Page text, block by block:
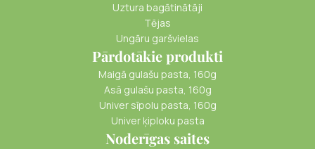
Uztura bagātinātāji
Tējas
Ungāru garšvielas
Pārdotākie produkti
Maigā gulašu pasta, 160g
Asā gulašu pasta, 160g
Univer sīpolu pasta, 160g
Univer ķiploku pasta
Noderīgas saites